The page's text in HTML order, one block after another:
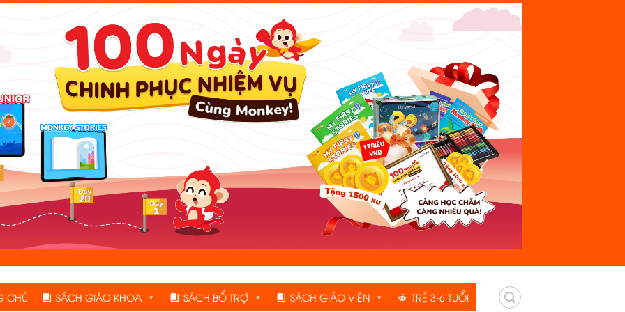
CHỦ SÁCH GIÁO KHOA SÁCH BỔ TRỢ SÁCH GIÁO VIÊN TRẺ 3-6 TUỔI